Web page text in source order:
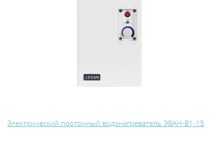
Электрический проточный водонагреватель ЭВАН-В1-15